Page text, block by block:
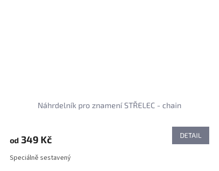
Náhrdelník pro znamení STŘELEC - chain
od 349 Kč DETAIL
Speciálně sestavený